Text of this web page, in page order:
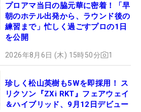
プロアマ当日の脇元華に密着！「早
朝のホテル出発から、ラウンド後の
練習まで」忙しく過ごすプロの1日
を公開
2026年8月6日 (木) 15時50分 1
珍しく松山英樹も5Wを即採用！ ス
リクソン『ZXi RKT』フェアウェイ
＆ハイブリッド、9月12日デビュー